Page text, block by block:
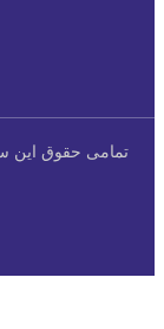
تمامی حقوق این